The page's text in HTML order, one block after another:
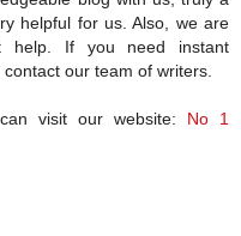
helpful for us. Also, we are
help. If you need instant
our team of writers.
visit our website: No 1